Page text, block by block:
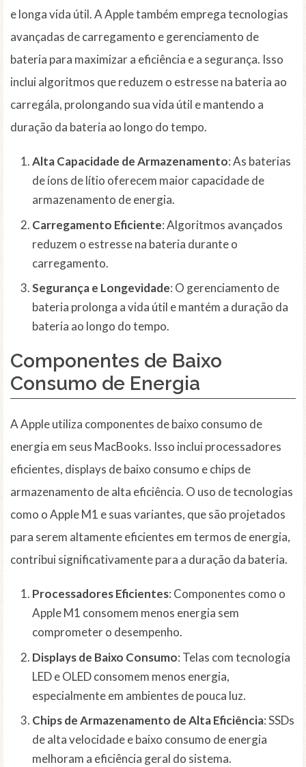
e longa vida útil. A Apple também emprega tecnologias
avançadas de carregamento e gerenciamento de
bateria para maximizar a eficiência e a segurança. Isso
inclui algoritmos que reduzem o estresse na bateria ao
carregála, prolongando sua vida útil e mantendo a
duração da bateria ao longo do tempo.
Alta Capacidade de Armazenamento: As baterias
de íons de lítio oferecem maior capacidade de
armazenamento de energia.
Carregamento Eficiente: Algoritmos avançados
reduzem o estresse na bateria durante o
carregamento.
Segurança e Longevidade: O gerenciamento de
bateria prolonga a vida útil e mantém a duração da
bateria ao longo do tempo.
Componentes de Baixo
Consumo de Energia
A Apple utiliza componentes de baixo consumo de
energia em seus MacBooks. Isso inclui processadores
eficientes, displays de baixo consumo e chips de
armazenamento de alta eficiência. O uso de tecnologias
como o Apple M1 e suas variantes, que são projetados
para serem altamente eficientes em termos de energia,
contribui significativamente para a duração da bateria.
Processadores Eficientes: Componentes como o
Apple M1 consomem menos energia sem
comprometer o desempenho.
Displays de Baixo Consumo: Telas com tecnologia
LED e OLED consomem menos energia,
especialmente em ambientes de pouca luz.
Chips de Armazenamento de Alta Eficiência: SSDs
de alta velocidade e baixo consumo de energia
melhoram a eficiência geral do sistema.